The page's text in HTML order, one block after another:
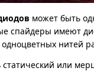
может быть
спайдеры имеют
нитей
статический или